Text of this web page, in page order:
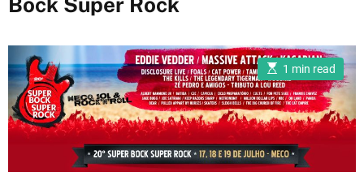
e
o
r
i
e
s
E
s
t
i
m
a
t
e
d
r
1 min read